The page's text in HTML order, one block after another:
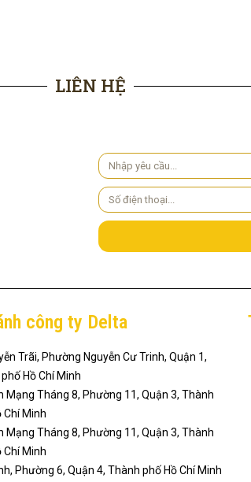
LIÊN HỆ
Yêu
cầu
Số
điện
thoại
công ty Delta
Trãi, Phường Nguyễn Cư Trinh, Quận 1,
Hồ Chí Minh
Mạng Tháng 8, Phường 11, Quận 3, Thành
Chí Minh
Mạng Tháng 8, Phường 11, Quận 3, Thành
Chí Minh
Phường 6, Quận 4, Thành phố Hồ Chí Minh